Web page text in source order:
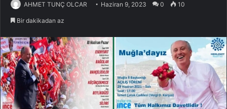
AHMET TUNÇ OLCAR Haziran 9, 2023 0 10
Bir dakikadan az